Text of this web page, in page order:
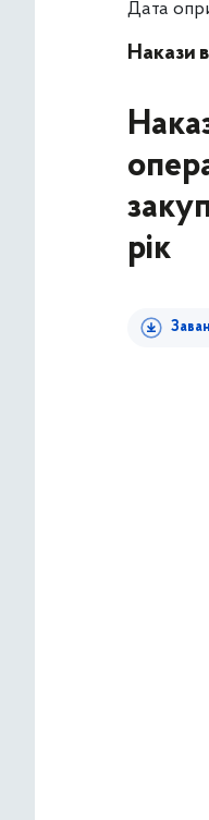
Дата
Накази
рік